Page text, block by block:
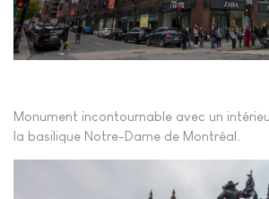
Monument incontournable avec un
la basilique Notre-Dame de Montréal.